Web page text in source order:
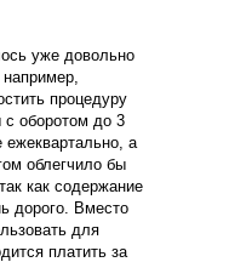
уже довольно
процедуру
оборотом до 3
а
облегчило бы
как содержание
дорого. Вместо
для
платить за